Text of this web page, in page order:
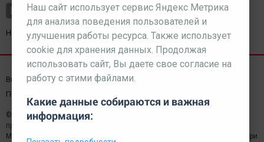
Наш партнерkurorty-sochi.ru
Выходные данные СМИ Реклама
Пользовательское соглашение
© 2026 МЕДИАЗАВОД — Сайт может содержать контент,
предназначенный для лиц 18+
Мнение редакции может не совпадать с мнением отдельных авторов.При
Наш сайт использует сервис Яндекс Метрика
для анализа поведения пользователей и
улучшения работы ресурса. Также использует
cookie для хранения данных. Продолжая
использовать сайт, Вы даете свое согласие на
работу с этими файлами.
Какие данные собираются и важная
информация: